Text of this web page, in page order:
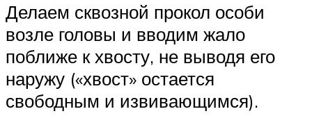
Делаем сквозной прокол особи
возле головы и вводим жало
поближе к хвосту, не выводя его
наружу («хвост» остается
свободным и извивающимся).